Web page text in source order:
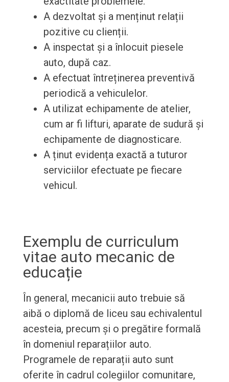
A dezvoltat și a menținut relații
pozitive cu clienții.
A inspectat și a înlocuit piesele
auto, după caz.
A efectuat întreținerea preventivă
periodică a vehiculelor.
A utilizat echipamente de atelier,
cum ar fi lifturi, aparate de sudură și
echipamente de diagnosticare.
A ținut evidența exactă a tuturor
serviciilor efectuate pe fiecare
vehicul.
Exemplu de curriculum
vitae auto mecanic de
educație
În general, mecanicii auto trebuie să
aibă o diplomă de liceu sau echivalentul
acesteia, precum și o pregătire formală
în domeniul reparațiilor auto.
Programele de reparații auto sunt
oferite în cadrul colegiilor comunitare,